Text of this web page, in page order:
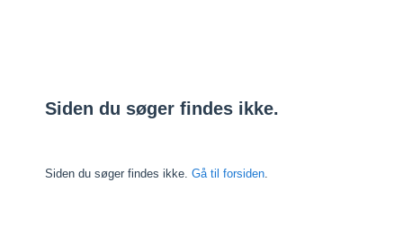
Siden du søger findes ikke.
Siden du søger findes ikke. Gå til forsiden.